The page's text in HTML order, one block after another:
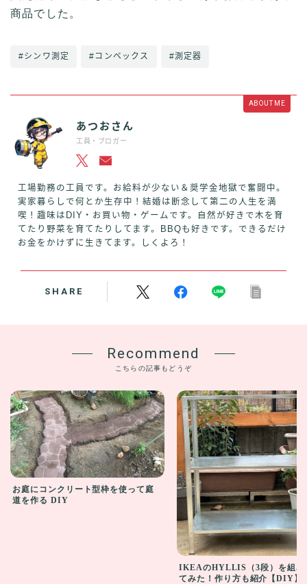
商品でした。
#シンワ測定 #コンベックス #測定器
ABOUT ME
あつおさん
工員・ブロガー
工場勤務の工員です。お給料が少ない＆奨学金地獄で奮闘中。
実家暮らしで何とか生存中！結婚は断念して第二の人生を満
喫！趣味はDIY・お買い物・ゲームです。自然が好きで木を育
てたり野菜を育てたりしてます。BBQも好きです。できるだけ
お金をかけずに生きてます。しくよろ！
SHARE
Recommend
こちらの記事もどうぞ
お庭にコンクリート型枠を使って庭
道を作る DIY
IKEAのHYLLIS（3段）を組み
てみた！作り方も紹介【DIY】